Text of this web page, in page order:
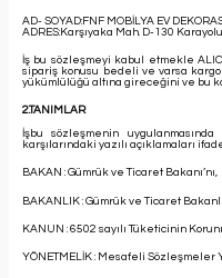
AD- SOYAD:FNF MOBİLYA EV
ADRES:Karşıyaka Mah. D-130
İş bu sözleşmeyi kabul etmekle
sipariş konusu bedeli ve varsa
yükümlülüğü altına gireceğini ve bu
2.TANIMLAR
İşbu sözleşmenin
karşılarındaki yazılı açıklamaları
BAKAN : Gümrük ve Ticaret Bakanı’nı,
BAKANLIK : Gümrük ve Ticaret
KANUN : 6502 sayılı Tüketicinin
YÖNETMELİK : Mesafeli Sözleşmeler